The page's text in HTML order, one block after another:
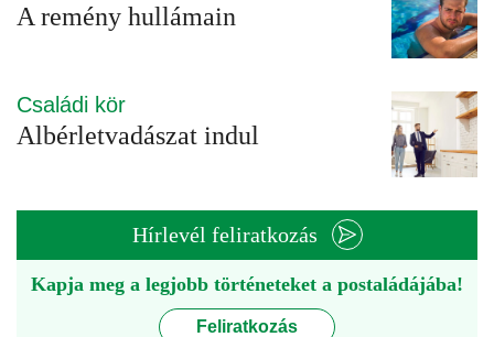
A remény hullámain
Családi kör
Albérletvadászat indul
Hírlevél feliratkozás
Kapja meg a legjobb történeteket a postaládájába!
Feliratkozás